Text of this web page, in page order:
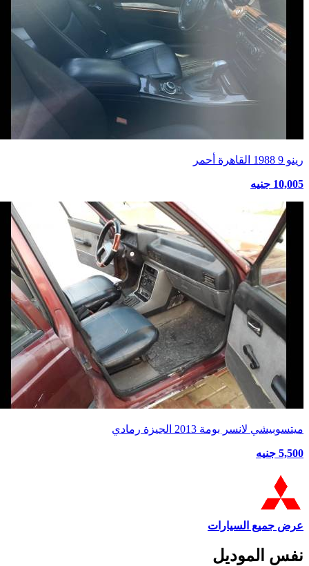
رينو 9 1988 القاهرة أحمر
10,005 جنيه
ميتسوبيشي لانسر بومة 2013 الجيزة رمادي
5,500 جنيه
عرض جميع السيارات
نفس الموديل